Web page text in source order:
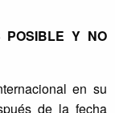
POSIBLE Y NO
en su
de la fecha